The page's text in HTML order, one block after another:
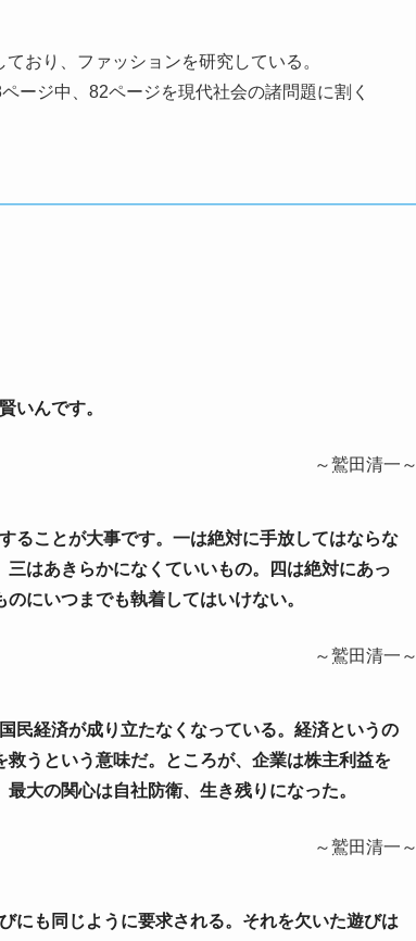
おり、ファッションを研究している。
ージ中、82ページを現代社会の諸問題に割く
いんです。
～鷲田清一～
ることが大事です。一は絶対に手放してはならな
はあきらかになくていいもの。四は絶対にあっ
にいつまでも執着してはいけない。
～鷲田清一～
民経済が成り立たなくなっている。経済というの
うという意味だ。ところが、企業は株主利益を
大の関心は自社防衛、生き残りになった。
～鷲田清一～
にも同じように要求される。それを欠いた遊びは